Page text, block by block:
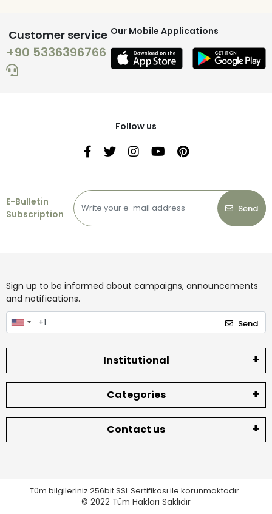
Customer service
+90 5336396766
Our Mobile Applications
Follow us
E-Bulletin
Subscription
Send
Sign up to be informed about campaigns, announcements
and notifications.
Send
Institutional
Categories
Contact us
Tüm bilgileriniz 256bit SSL Sertifikası ile korunmaktadır.
© 2022 Tüm Hakları Saklıdır